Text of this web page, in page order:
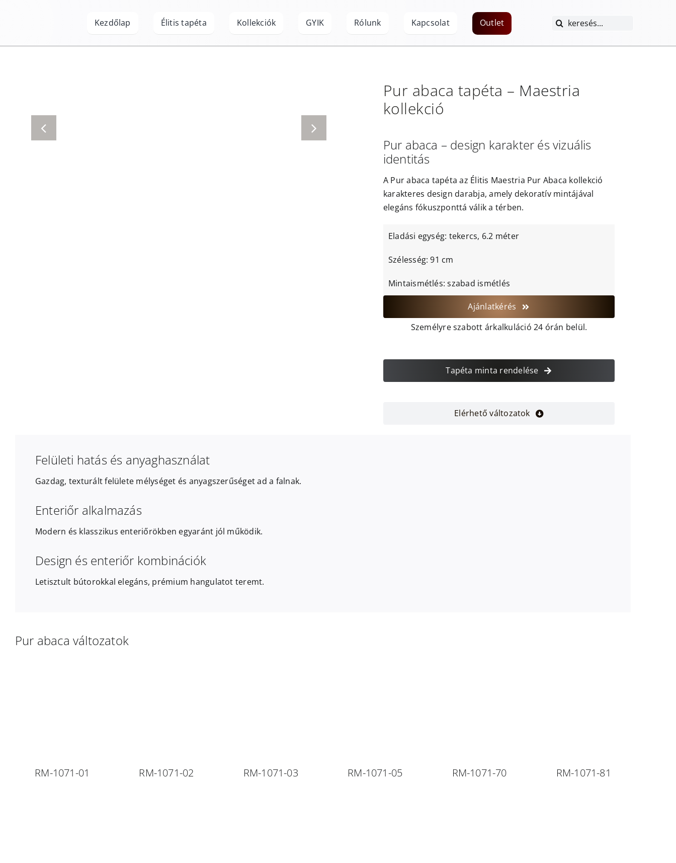
Kezdőlap
Élitis tapéta Kollekciók GYIK Rólunk Kapcsolat Outlet Keresés...
Pur abaca tapéta – Maestria
kollekció
Pur abaca – design karakter és vizuális
identitás
A Pur abaca tapéta az Élitis Maestria Pur Abaca kollekció
karakteres design darabja, amely dekoratív mintájával
elegáns fókuszponttá válik a térben.
Eladási egység: tekercs, 6.2 méter
Szélesség: 91 cm
Mintaismétlés: szabad ismétlés
Ajánlatkérés
Személyre szabott árkalkuláció 24 órán belül.
Tapéta minta rendelése
Elérhető változatok
Felületi hatás és anyaghasználat
Gazdag, texturált felülete mélységet és anyagszerűséget ad a falnak.
Enteriőr alkalmazás
Modern és klasszikus enteriőrökben egyaránt jól működik.
Design és enteriőr kombinációk
Letisztult bútorokkal elegáns, prémium hangulatot teremt.
Pur abaca változatok
RM-1071-01 RM-1071-02 RM-1071-03 RM-1071-05 RM-1071-70 RM-1071-81